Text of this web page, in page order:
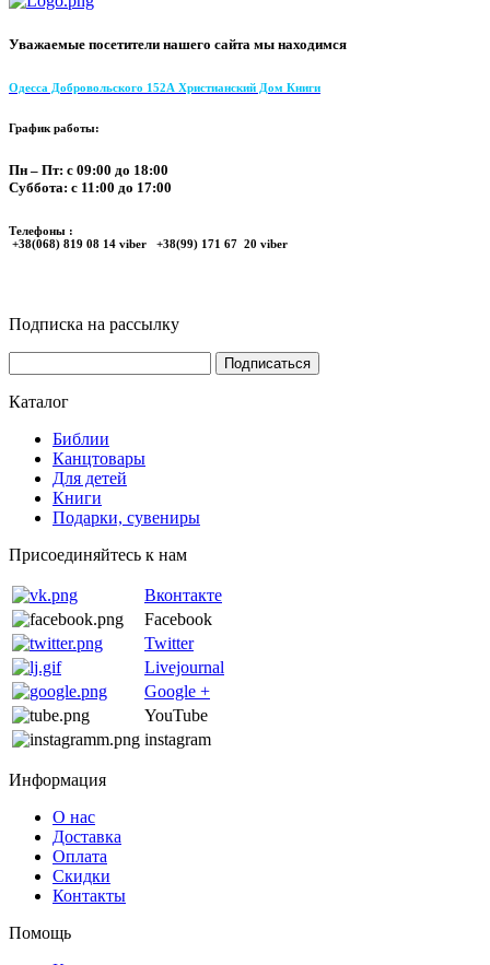
Уважаемые посетители нашего сайта мы находимся
Одесса Добровольского 152А Христианский Дом Книги
График работы:
Пн – Пт: с 09:00 до 18:00
Суббота: с 11:00 до 17:00
Телефоны :
+38(068) 819 08 14 viber +38(99) 171 67 20 viber
Подписка на рассылку
Каталог
Библии
Канцтовары
Для детей
Книги
Подарки, сувениры
Присоединяйтесь к нам
Вконтакте
Facebook
Twitter
Livejournal
Google +
YouTube
instagram
Информация
О нас
Доставка
Оплата
Скидки
Контакты
Помощь